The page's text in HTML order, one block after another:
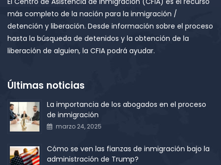
más completo de la nación para la inmigración /
detención y liberación. Desde información sobre el proceso
hasta la búsqueda de detenidos y la obtención de la
liberación de alguien, la CFIA podrá ayudar.
Últimas noticias
La importancia de los abogados en el proceso
de inmigración
marzo 24, 2025
Cómo se ven las fianzas de inmigración bajo la
administración de Trump?